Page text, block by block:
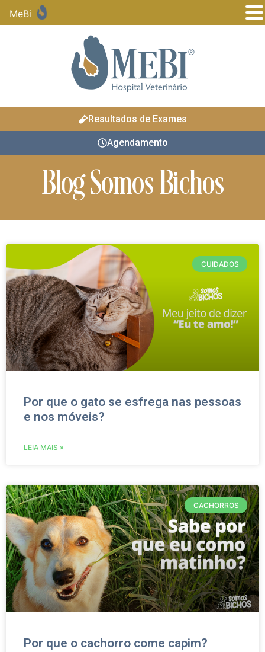
Resultados de Exames
Agendamento
Blog Somos Bichos
CUIDADOS
Por que o gato se esfrega nas pessoas
e nos móveis?
LEIA MAIS »
CACHORROS
Por que o cachorro come capim?
MeBi